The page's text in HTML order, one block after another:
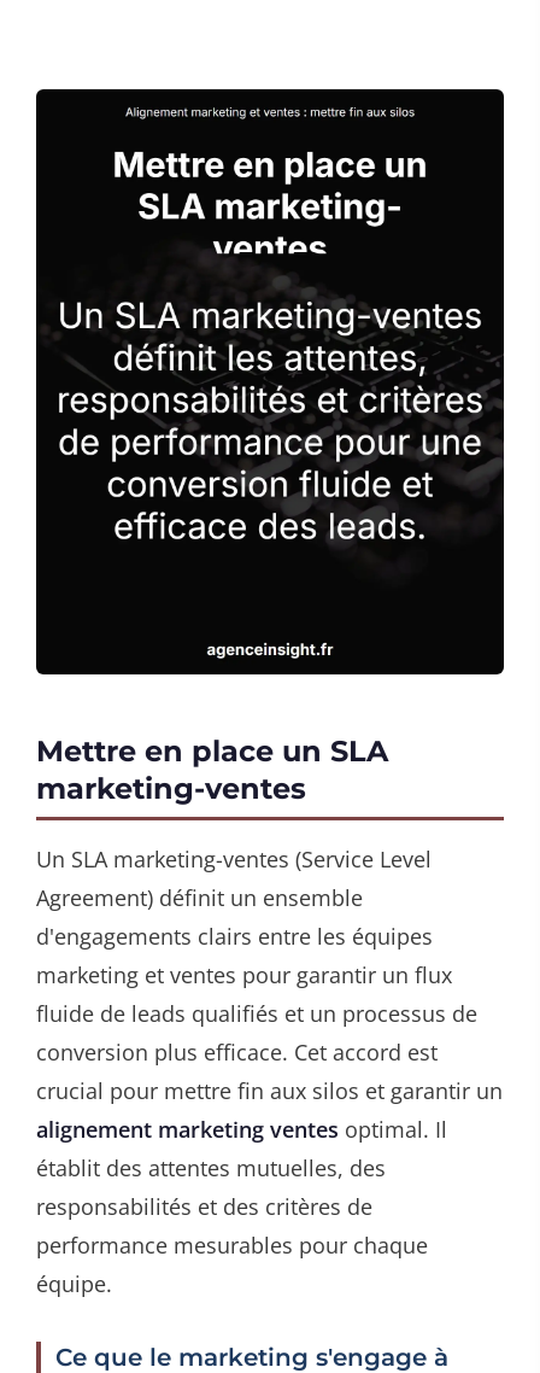
Mettre en place un SLA
marketing-ventes
Un SLA marketing-ventes (Service Level
Agreement) définit un ensemble
d'engagements clairs entre les équipes
marketing et ventes pour garantir un flux
fluide de leads qualifiés et un processus de
conversion plus efficace. Cet accord est
crucial pour mettre fin aux silos et garantir un
alignement marketing ventes optimal. Il
établit des attentes mutuelles, des
responsabilités et des critères de
performance mesurables pour chaque
équipe.
Ce que le marketing s'engage à